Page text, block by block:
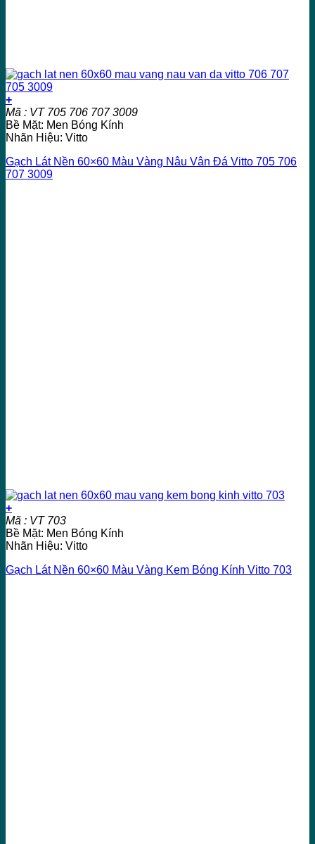
+
Mã : VT 705 706 707 3009
Bề Mặt: Men Bóng Kính
Nhãn Hiệu: Vitto
Gạch Lát Nền 60×60 Màu Vàng Nâu Vân Đá Vitto 705 706
707 3009
+
Mã : VT 703
Bề Mặt: Men Bóng Kính
Nhãn Hiệu: Vitto
Gạch Lát Nền 60×60 Màu Vàng Kem Bóng Kính Vitto 703